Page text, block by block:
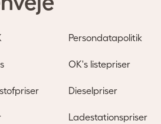
Persondatapolitik
OK's listepriser
Dieselpriser
Ladestationspriser